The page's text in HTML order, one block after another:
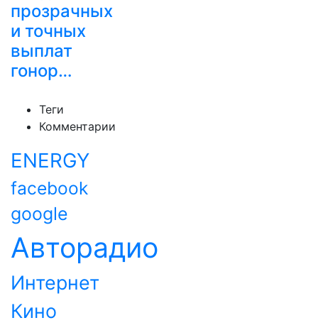
прозрачных
и точных
выплат
гонор…
Теги
Комментарии
ENERGY
facebook
google
Авторадио
Интернет
Кино